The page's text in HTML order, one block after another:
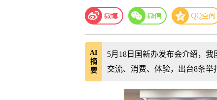
AI
摘
要
5月18日国新办发布会介绍，
交流、消费、体验，出台8条举